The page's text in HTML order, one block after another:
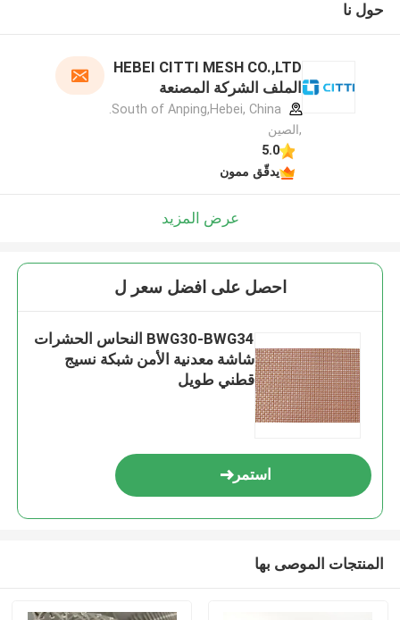
حول نا
HEBEI CITTI MESH CO.,LTD
الملف الشركة المصنعة
,الصين
5.0
يدقّق ممون
عرض المزيد
احصل على افضل سعر ل
BWG30-BWG34 النحاس الحشرات
شاشة معدنية الأمن شبكة نسيج
قطني طويل
استمر
المنتجات الموصى بها